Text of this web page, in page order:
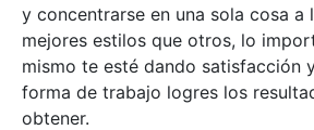
y concentrarse en una sola cosa
mejores estilos que otros, lo
mismo te esté dando satisfacción
forma de trabajo logres los
obtener.